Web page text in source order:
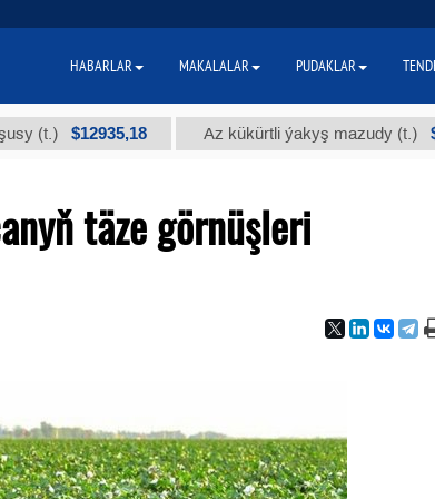
$12935,18 Az kükürtli ýakyş mazudy (t.) $300
täze görnüşleri
HABARLAR MAKALALAR PUDAKLAR